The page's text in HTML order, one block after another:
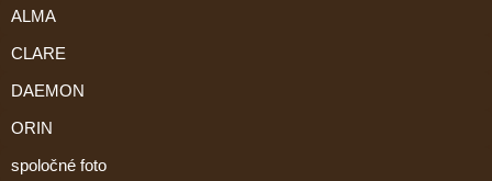
ALMA
CLARE
DAEMON
ORIN
spoločné foto